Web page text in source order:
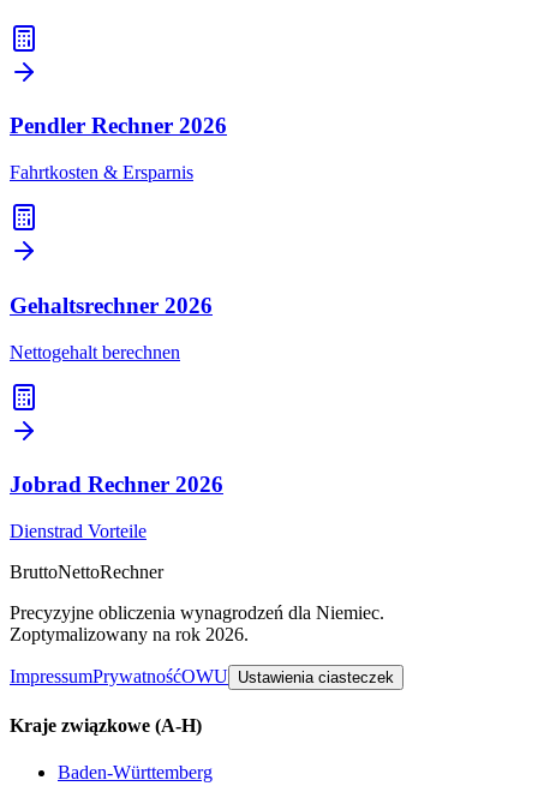
Pendler Rechner 2026
Fahrtkosten & Ersparnis
Gehaltsrechner 2026
Nettogehalt berechnen
Jobrad Rechner 2026
Dienstrad Vorteile
BruttoNettoRechner
Precyzyjne obliczenia wynagrodzeń dla Niemiec.
Zoptymalizowany na rok 2026.
ImpressumPrywatnośćOWU Ustawienia ciasteczek
Kraje związkowe (A-H)
Baden-Württemberg